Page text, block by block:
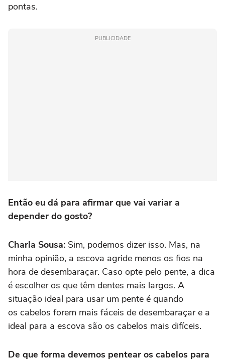
pontas.
PUBLICIDADE
Então eu dá para afirmar que vai variar a
depender do gosto?
Charla Sousa: Sim, podemos dizer isso. Mas, na
minha opinião, a escova agride menos os fios na
hora de desembaraçar. Caso opte pelo pente, a dica
é escolher os que têm dentes mais largos. A
situação ideal para usar um pente é quando
os cabelos forem mais fáceis de desembaraçar e a
ideal para a escova são os cabelos mais difíceis.
De que forma devemos pentear os cabelos para